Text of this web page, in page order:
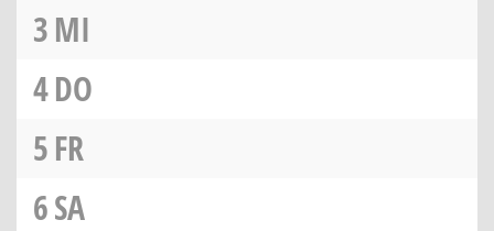
3MI
4DO
5FR
6SA